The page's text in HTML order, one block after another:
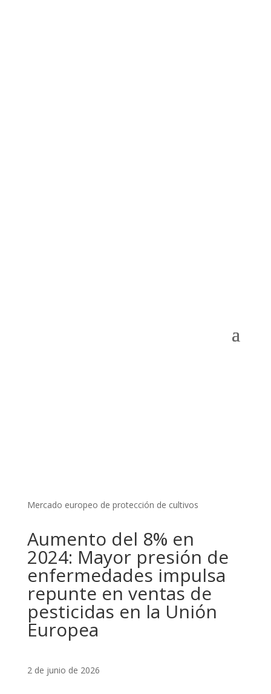
Mercado europeo de protección de cultivos
Aumento del 8% en
2024: Mayor presión de
enfermedades impulsa
repunte en ventas de
pesticidas en la Unión
Europea
2 de junio de 2026